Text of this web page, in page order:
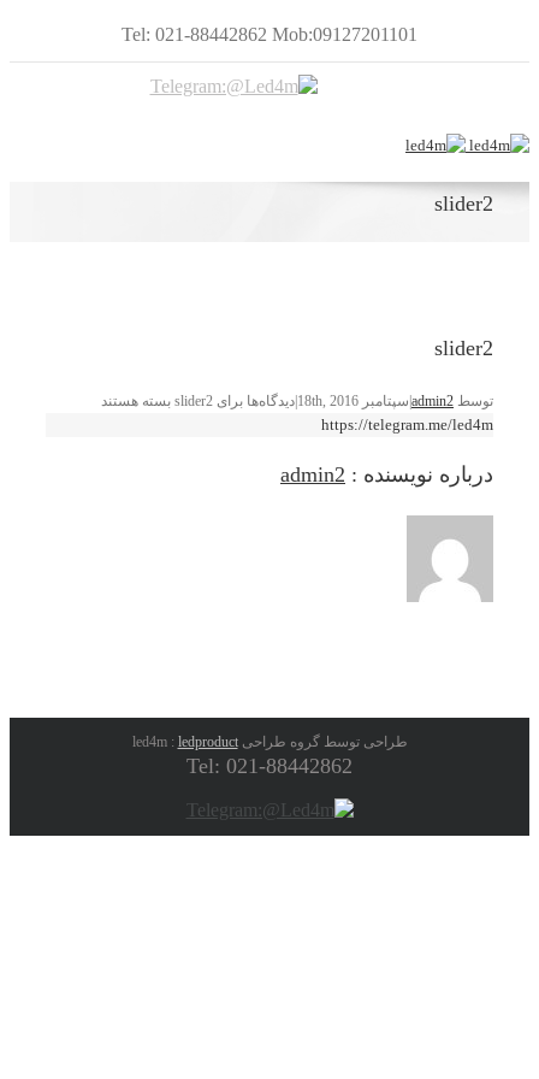
Tel: 021-88442862 Mob:09127201101
slider2
slider2
توسط admin2
|سپتامبر 18th, 2016 |دیدگاه‌ها برای slider2 بسته هستند
https://telegram.me/led4m
درباره نویسنده : admin2
طراحی توسط گروه طراحی led4m :ledproduct
Tel: 021-88442862